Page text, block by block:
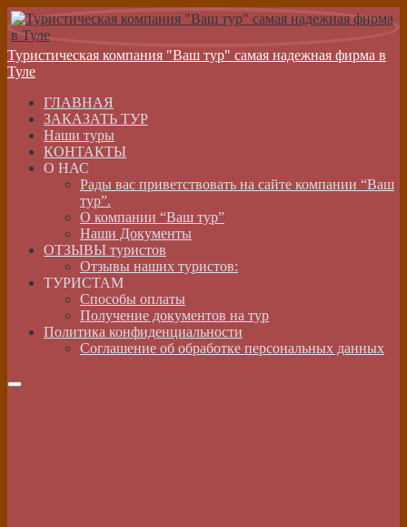
Туристическая компания "Ваш тур" самая надежная фирма в
Туле
ГЛАВНАЯ
ЗАКАЗАТЬ ТУР
Наши туры
КОНТАКТЫ
О НАС
Рады вас приветствовать на сайте компании “Ваш
тур”.
О компании “Ваш тур”
Наши Документы
ОТЗЫВЫ туристов
Отзывы наших туристов:
ТУРИСТАМ
Способы оплаты
Получение документов на тур
Политика конфиденциальности
Соглашение об обработке персональных данных